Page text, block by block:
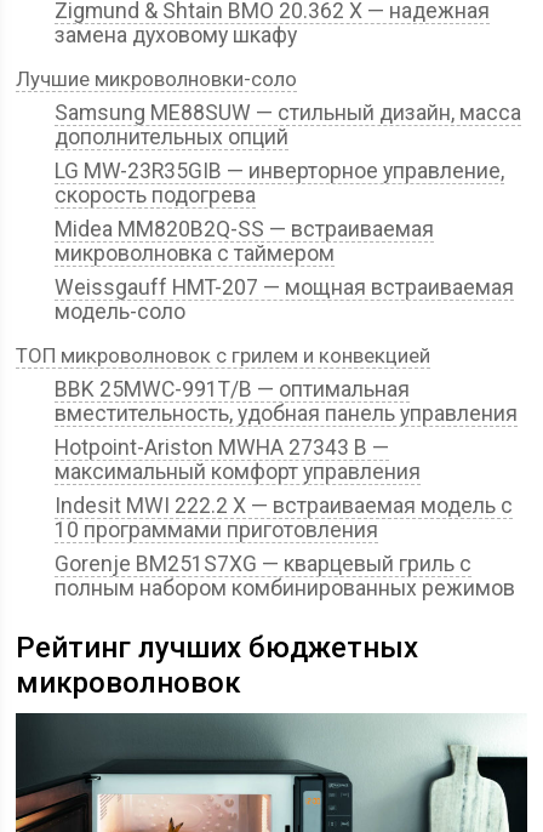
Zigmund & Shtain BMO 20.362 X — надежная
замена духовому шкафу
Лучшие микроволновки-соло
Samsung ME88SUW — стильный дизайн, масса
дополнительных опций
LG MW-23R35GIB — инверторное управление,
скорость подогрева
Midea MM820B2Q-SS — встраиваемая
микроволновка с таймером
Weissgauff HMT-207 — мощная встраиваемая
модель-соло
ТОП микроволновок с грилем и конвекцией
BBK 25MWC-991T/B — оптимальная
вместительность, удобная панель управления
Hotpoint-Ariston MWHA 27343 B —
максимальный комфорт управления
Indesit MWI 222.2 X — встраиваемая модель с
10 программами приготовления
Gorenje BM251S7XG — кварцевый гриль с
полным набором комбинированных режимов
Рейтинг лучших бюджетных
микроволновок